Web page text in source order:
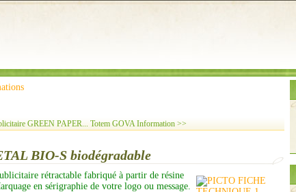
GREEN PAPER... Totem GOVA Information >>
BIO-S biodégradable
rétractable fabriqué à partir de résine
en sérigraphie de votre logo ou message.